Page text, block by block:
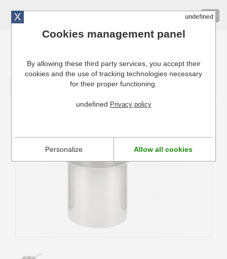
Cuisinresto: Ustensiles de cuisine pour professionnels
X undefined
Cookies management panel
By allowing these third party services, you accept their
cookies and the use of tracking technologies necessary
for their proper functioning.
undefined Privacy policy
Personalize Allow all cookies